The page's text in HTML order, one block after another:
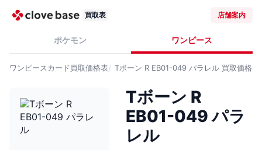
買取表 店舗案内
ポケモン ワンピース
ワンピースカード買取価格表 Tボーン R EB01-049 パラレル 買取価格
Tボーン R
EB01-049 パラ
レル